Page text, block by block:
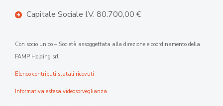
Capitale Sociale I.V. 80.700,00 €
Con socio unico – Società assoggettata alla direzione e coordinamento della
FAMP Holding srl
Elenco contributi statali ricevuti
Informativa estesa videosorveglianza